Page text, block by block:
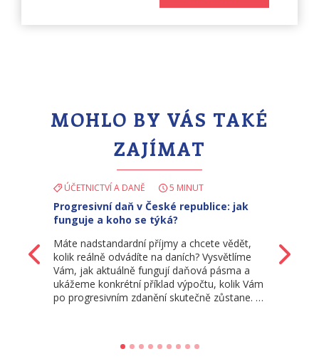
MOHLO BY VÁS TAKÉ
ZAJÍMAT
Zpět
ÚČETNICTVÍ A DANĚ 5 MINUT
Progresivní daň v České republice: jak
funguje a koho se týká?
Máte nadstandardní příjmy a chcete vědět,
kolik reálně odvádíte na daních? Vysvětlíme
Vám, jak aktuálně fungují daňová pásma a
ukážeme konkrétní příklad výpočtu, kolik Vám
po progresivním zdanění skutečně zůstane. …